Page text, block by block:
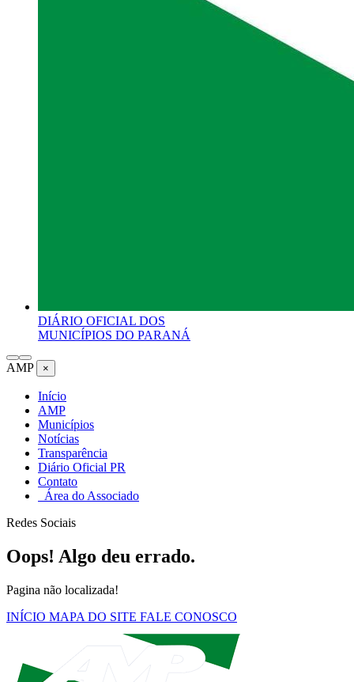
DIÁRIO OFICIAL DOS
MUNICÍPIOS DO PARANÁ
AMP ×
Início
AMP
Municípios
Notícias
Transparência
Diário Oficial PR
Contato
Área do Associado
Redes Sociais
Oops! Algo deu errado.
Pagina não localizada!
INÍCIO MAPA DO SITE FALE CONOSCO